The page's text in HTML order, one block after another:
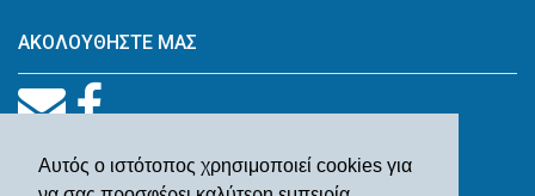
Αυτός ο ιστότοπος χρησιμοποιεί cookies για
ΑΚΟΛΟΥΘΗΣΤΕ ΜΑΣ